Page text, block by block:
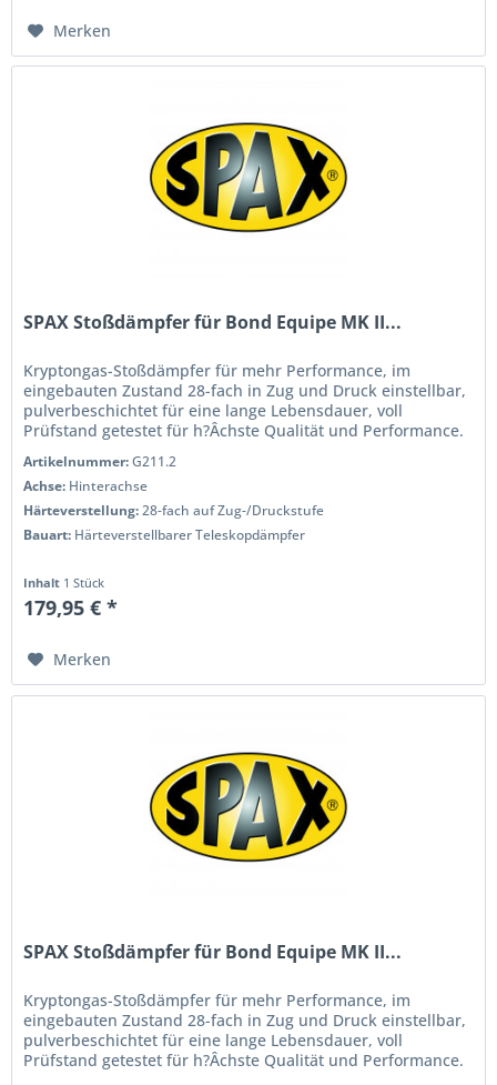
Merken
SPAX Stoßdämpfer für Bond Equipe MK II...
Kryptongas-Stoßdämpfer für mehr Performance, im
eingebauten Zustand 28-fach in Zug und Druck einstellbar,
pulverbeschichtet für eine lange Lebensdauer, voll
Prüfstand getestet für h?Âchste Qualität und Performance.
Artikelnummer:G211.2
Achse: Hinterachse
Härteverstellung:28-fach auf Zug-/Druckstufe
Bauart: Härteverstellbarer Teleskopdämpfer
Inhalt 1 Stück
179,95 € *
Merken
SPAX Stoßdämpfer für Bond Equipe MK II...
Kryptongas-Stoßdämpfer für mehr Performance, im
eingebauten Zustand 28-fach in Zug und Druck einstellbar,
pulverbeschichtet für eine lange Lebensdauer, voll
Prüfstand getestet für h?Âchste Qualität und Performance.